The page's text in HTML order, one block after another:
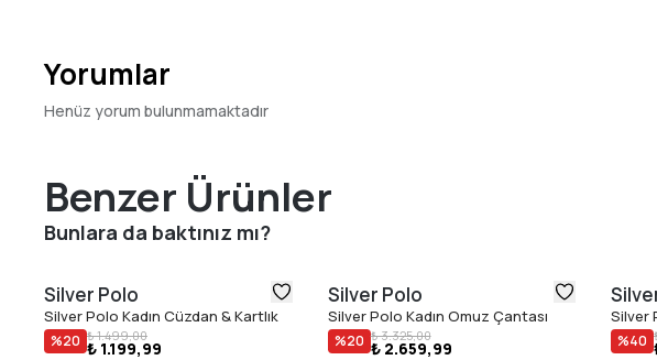
Yorumlar
Henüz yorum bulunmamaktadır
Benzer Ürünler
Bunlara da baktınız mı?
Silver Polo
Silver Polo Kadın Cüzdan & Kartlık
%20 ₺ 1.499,00
₺ 1.199,99
Silver Polo
Silver Polo Kadın Omuz Çantası
%20 ₺ 3.325,00
₺ 2.659,99
Silver
%40